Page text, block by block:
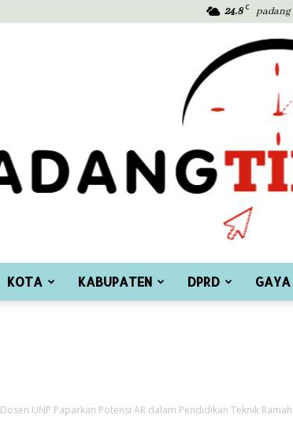
24.8 C padang
Time
KOTA KABUPATEN DPRD GAYA
Dosen UNP Paparkan Potensi AR dalam Pendidikan Teknik